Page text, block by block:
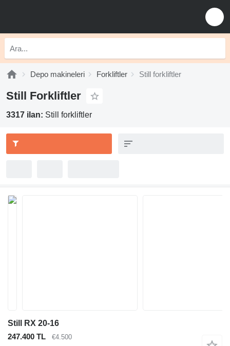
Depo makineleri Forkliftler Still forkliftler
Still Forkliftler
3317 ilan: Still forkliftler
Still RX 20-16
247.400 TL
€4.500